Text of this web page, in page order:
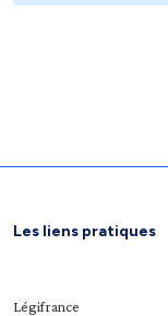
Les liens pratiques
Légifrance